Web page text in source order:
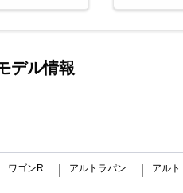
デル情報
ワゴンR アルトラパン アルト